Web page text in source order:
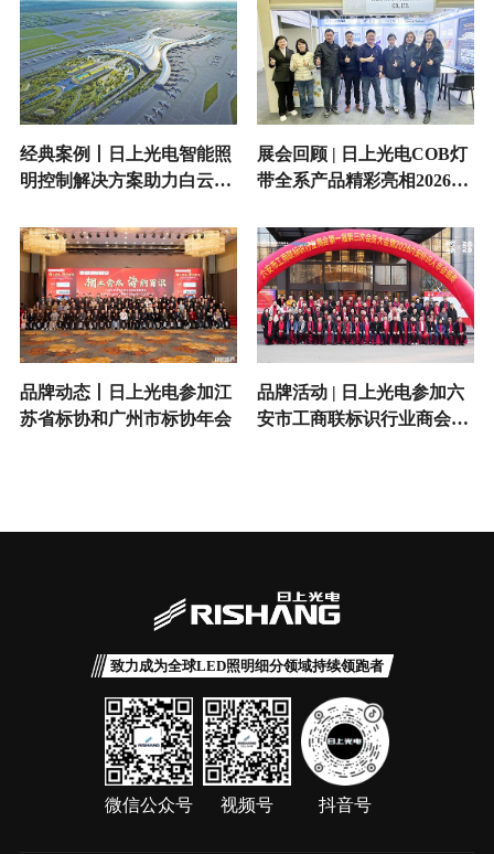
经典案例丨日上光电智能照
明控制解决方案助力白云机
展会回顾 | 日上光电COB灯
带全系产品精彩亮相2026法
品牌动态丨日上光电参加江
苏省标协和广州市标协年会
品牌活动 | 日上光电参加六
安市工商联标识行业商会会
致力成为全球LED照明细分领域持续领跑者
微信公众号 视频号 抖音号